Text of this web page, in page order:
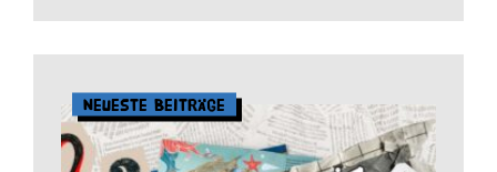
Neueste Beiträge